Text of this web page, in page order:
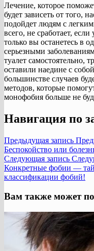
Лечение, которое
будет зависеть от того,
подойдет людям с
всего, не сработает,
только вы останетесь в
серьезными
туалет самостоятельно,
оставили наедине с
большинстве случаев
методов, которые
монофобия больше не
Навигация по
Предыдущая запись
Беспокойство или
Следующая запись
Конкретные фобии —
классификации фобий!
Вам также может